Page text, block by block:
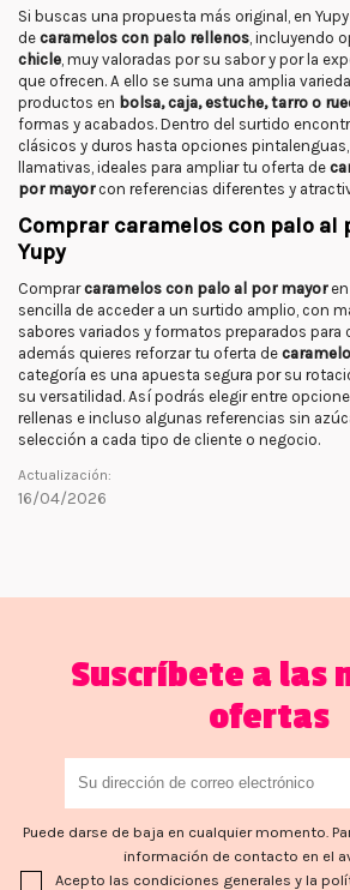
Si buscas una propuesta más original, en
de caramelos con palo rellenos, incluyendo
chicle, muy valoradas por su sabor y por la
que ofrecen. A ello se suma una amplia
productos en bolsa, caja, estuche, tarro o
formas y acabados. Dentro del surtido
clásicos y duros hasta opciones
llamativas, ideales para ampliar tu oferta de
por mayorcon referencias diferentes y
Comprar caramelos con palo al
Yupy
Comprarcaramelos con palo al por mayoren
sencilla de acceder a un surtido amplio, con
sabores variados y formatos preparados para
además quieres reforzar tu oferta de
categoría es una apuesta segura por su
su versatilidad. Así podrás elegir entre
rellenas e incluso algunas referencias sin
selección a cada tipo de cliente o negocio.
Actualización:
16/04/2026
Suscríbete a las
ofertas
Puede darse de baja en cualquier momento.
información de contacto en el
Acepto las condiciones generales y la